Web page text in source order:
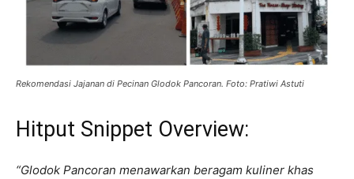
Rekomendasi Jajanan di Pecinan Glodok Pancoran. Foto: Pratiwi Astuti
Hitput Snippet Overview:
“Glodok Pancoran menawarkan beragam kuliner khas